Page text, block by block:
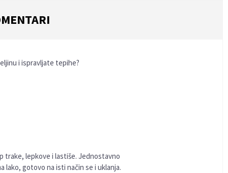
i ispravljate tepihe?
trake, lepkove i lastiše. Jednostavno
gotovo na isti način se i uklanja.